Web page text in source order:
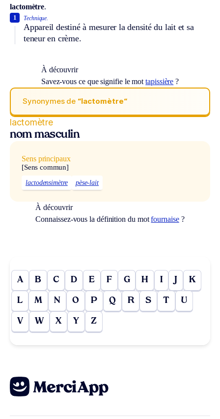
lactomètre.
Technique.
Appareil destiné à mesurer la densité du lait et sa
teneur en crème.
1
À découvrir
Savez-vous ce que signifie le mottapissière ?
Synonymes de “lactomètre“
lactomètre
nom masculin
Sens principaux
[Sens commun]
lactodensimètre pèse-lait
À découvrir
Connaissez-vous la définition du motfournaise?
A B C D E F G H I J K
L M N O P Q R S T U
V W X Y Z